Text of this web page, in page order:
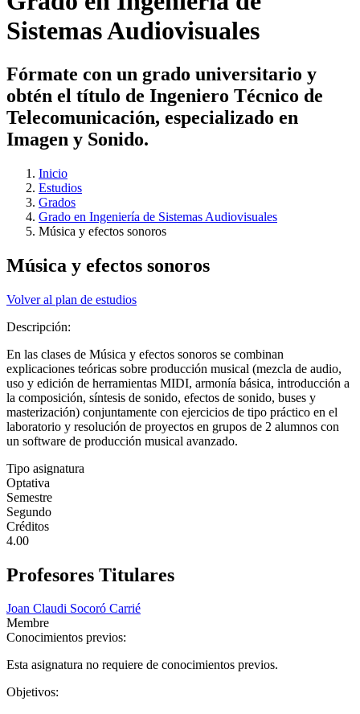
Sistemas Audiovisuales
Fórmate con un grado universitario y
obtén el título de Ingeniero Técnico de
Telecomunicación, especializado en
Imagen y Sonido.
Inicio
Estudios
Grados
Grado en Ingeniería de Sistemas Audiovisuales
Música y efectos sonoros
Música y efectos sonoros
Volver al plan de estudios
Descripción:
En las clases de Música y efectos sonoros se combinan
explicaciones teóricas sobre producción musical (mezcla de audio,
uso y edición de herramientas MIDI, armonía básica, introducción a
la composición, síntesis de sonido, efectos de sonido, buses y
masterización) conjuntamente con ejercicios de tipo práctico en el
laboratorio y resolución de proyectos en grupos de 2 alumnos con
un software de producción musical avanzado.
Tipo asignatura
Optativa
Semestre
Segundo
Créditos
4.00
Profesores Titulares
Joan Claudi Socoró Carrié
Membre
Conocimientos previos:
Esta asignatura no requiere de conocimientos previos.
Objetivos: